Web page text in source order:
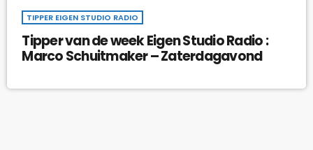
TIPPER EIGEN STUDIO RADIO
Tipper van de week Eigen Studio Radio :
Marco Schuitmaker – Zaterdagavond